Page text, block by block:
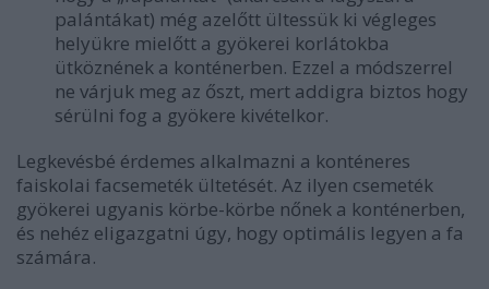
palántákat) még azelőtt ültessük ki végleges
helyükre mielőtt a gyökerei korlátokba
ütköznének a konténerben. Ezzel a módszerrel
ne várjuk meg az őszt, mert addigra biztos hogy
sérülni fog a gyökere kivételkor.
Legkevésbé érdemes alkalmazni a konténeres
faiskolai facsemeték ültetését. Az ilyen csemeték
gyökerei ugyanis körbe-körbe nőnek a konténerben,
és nehéz eligazgatni úgy, hogy optimális legyen a fa
számára.